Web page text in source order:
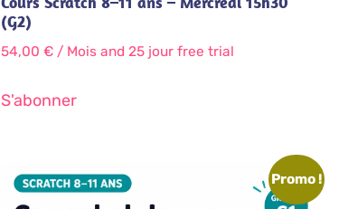
(G2)
54,00 €/ Mois and 25 jour free trial
S'abonner
Promo !